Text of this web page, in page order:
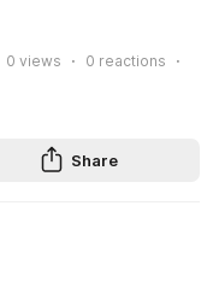
0 views 0 reactions
Share